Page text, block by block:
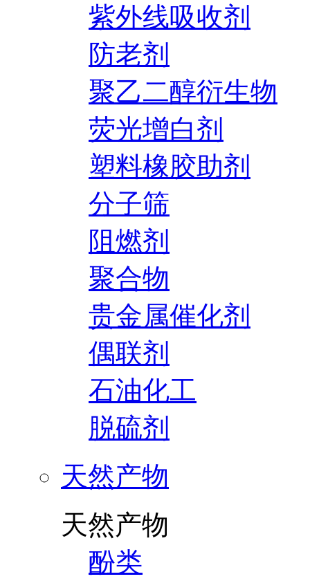
紫外线吸收剂
防老剂
聚乙二醇衍生物
荧光增白剂
塑料橡胶助剂
分子筛
阻燃剂
聚合物
贵金属催化剂
偶联剂
石油化工
脱硫剂
天然产物
天然产物
酚类